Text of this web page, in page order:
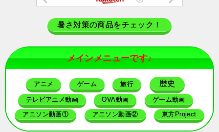
暑さ対策の商品をチェック！
メインメニューです♪
アニメ ゲーム 旅行 歴史
テレビアニメ動画 OVA動画 ゲーム動画
アニソン動画① アニソン動画② 東方Project